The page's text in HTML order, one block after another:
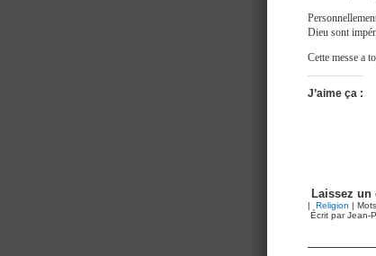
Dieu sont
Cette messe a
J’aime ça :
Laissez un
| Religion |
Écrit par Jean-